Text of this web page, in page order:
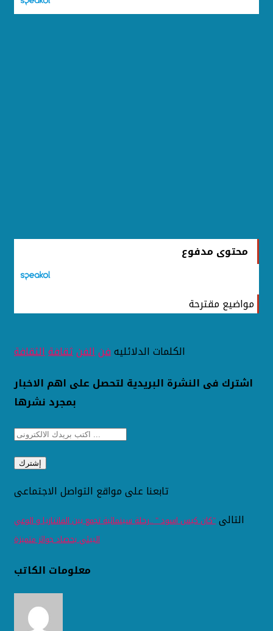
محتوى مدفوع
مواضيع مقترحة
الكلمات الدلائليهفنالفنثقافةالثقافة
اشترك فى النشرة البريدية لتحصل على اهم الاخبار
بمجرد نشرها
تابعنا على مواقع التواصل الاجتماعى
التالى "كان كيس اسود " ..رحلة سينمائية تجمع بين الفانتازيا و الوعي
البيئي بحصاد جوائز متميزة
معلومات الكاتب